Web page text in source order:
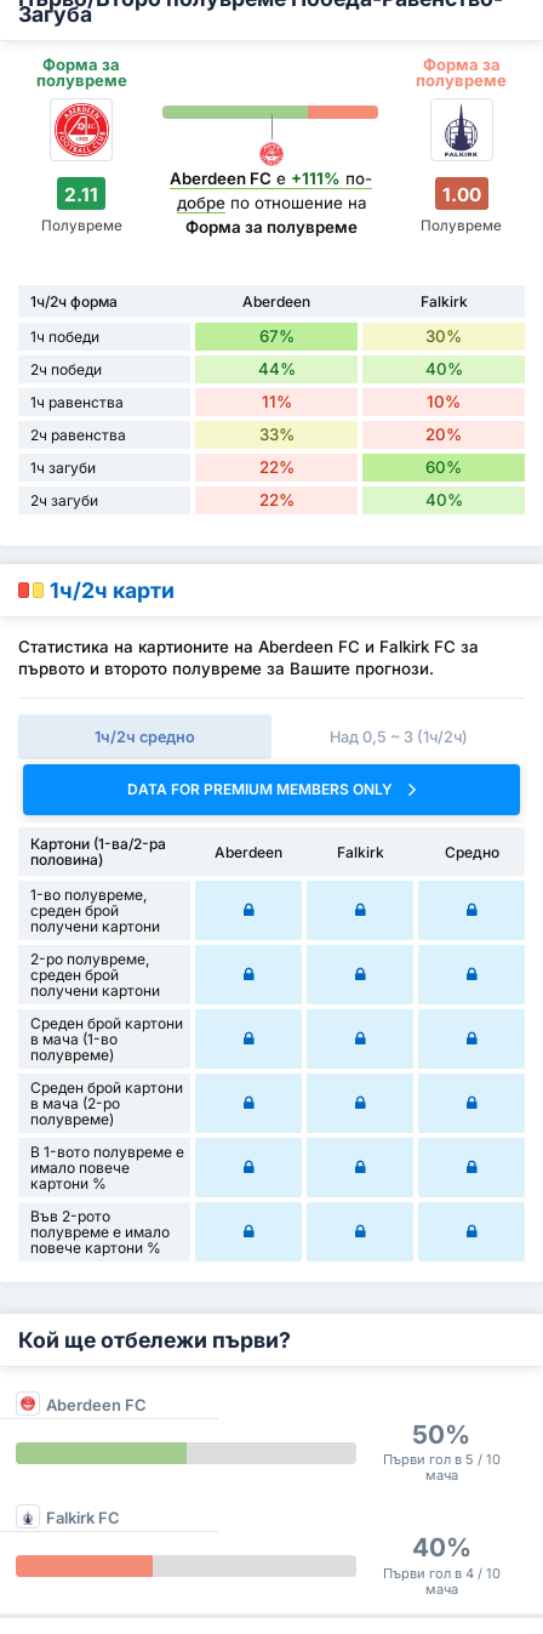
Загуба
Форма за
полувреме
Форма за
полувреме
2.11
Полувреме
Aberdeen FC е +111% по-
добрепо отношение на
Форма за полувреме
1.00
Полувреме
1ч/2ч форма Aberdeen
Falkirk
1ч победи
67% 30%
2ч победи 44% 40%
1ч равенства 11% 10%
2ч равенства 33% 20%
1ч загуби 22% 60%
2ч загуби 22% 40%
1ч/2ч карти
Статистика на картионите на Aberdeen FC и Falkirk FC за
първото и второто полувреме за Вашите прогнози.
1ч/2ч средно Над 0,5 ~ 3 (1ч/2ч)
DATA FOR PREMIUM MEMBERS ONLY
Картони (1-ва/2-ра
половина)
Aberdeen Falkirk Средно
1-во полувреме,
среден брой
получени картони
2-ро полувреме,
среден брой
получени картони
Среден брой картони
в мача (1-во
полувреме)
Среден брой картони
в мача (2-ро
полувреме)
В 1-вото полувреме е
имало повече
картони %
Във 2-рото
полувреме е имало
повече картони %
Кой ще отбележи първи?
Aberdeen FC
50%
Първи гол в 5 / 10
мача
Falkirk FC
40%
Първи гол в 4 / 10
мача